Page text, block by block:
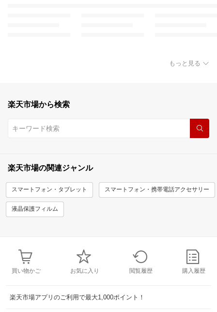
もっと見る
楽天市場から検索
楽天市場の関連ジャンル
スマートフォン・タブレット スマートフォン・携帯電話アクセサリー
液晶保護フィルム
買い物かご お気に入り 閲覧履歴 購入履歴
楽天市場アプリのご利用で最大1,000ポイント！